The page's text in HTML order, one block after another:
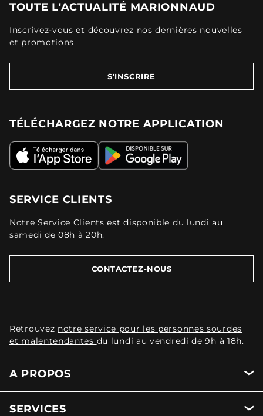
TOUTE L'ACTUALITÉ MARIONNAUD
Inscrivez-vous et découvrez nos dernières nouvelles
et promotions
S'INSCRIRE
TÉLÉCHARGEZ NOTRE APPLICATION
SERVICE CLIENTS
Notre Service Clients est disponible du lundi au
samedi de 08h à 20h.
CONTACTEZ-NOUS
Retrouvez notre service pour les personnes sourdes
et malentendantes du lundi au vendredi de 9h à 18h.
A PROPOS
SERVICES